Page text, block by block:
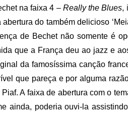
na faixa 4 – Really the Blues,
do também delicioso
de Bechet não somente é
que a França deu ao jazz e
da famosíssima canção
que pareça e por alguma
A faixa de abertura com o
ainda, poderia ouvi-la